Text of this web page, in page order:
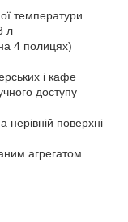
температури
л
4 полицях)
і кафе
доступу
поверхні
агрегатом